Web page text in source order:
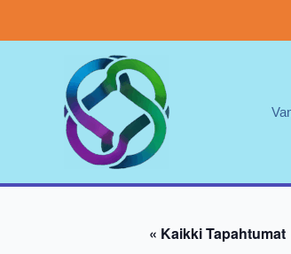
« Kaikki Tapahtumat